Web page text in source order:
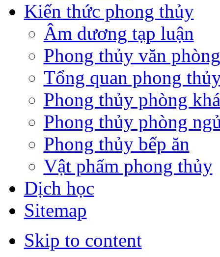
Kiến thức phong thủy
Âm dương tạp luận
Phong thủy văn phòng
Tổng quan phong
Phong thủy phòng
Phong thủy phòng
Phong thủy bếp ăn
Vật phẩm phong thủy
Dịch học
Sitemap
Skip to content